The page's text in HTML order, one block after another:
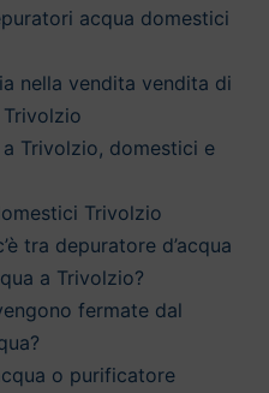
acqua domestici
nella vendita vendita di
a Trivolzio, domestici e
Trivolzio
tra depuratore d’acqua
a Trivolzio?
fermate dal
o purificatore